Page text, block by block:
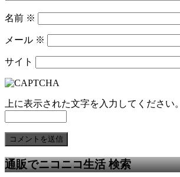
名前 ※
メール ※
サイト
上に表示された文字を入力してください。
通販でニコニコ生活 検索